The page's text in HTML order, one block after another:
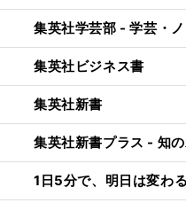
集英社学芸部 - 学芸・
集英社ビジネス書
集英社新書
集英社新書プラス - 知
1日5分で、明日は変わ